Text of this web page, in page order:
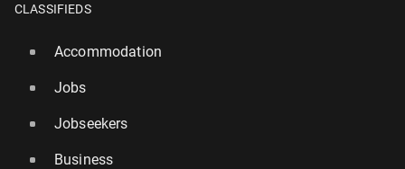
CLASSIFIEDS
Accommodation
Jobs
Jobseekers
Business